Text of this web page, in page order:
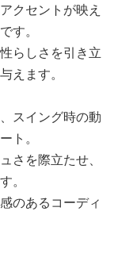
クセントが映え
す。
らしさを引き立
えます。
スイング時の動
ト。
さを際立たせ、
。
のあるコーディ